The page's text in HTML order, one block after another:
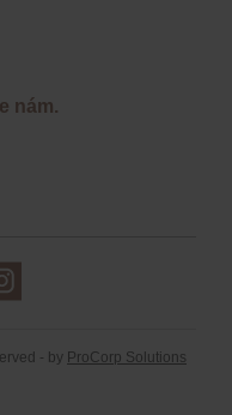
nám.
- by ProCorp Solutions